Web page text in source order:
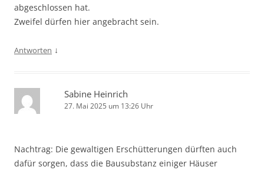
abgeschlossen hat.
Zweifel dürfen hier angebracht sein.
Antworten ↓
Sabine Heinrich
27. Mai 2025 um 13:26 Uhr
Nachtrag: Die gewaltigen Erschütterungen dürften auch
dafür sorgen, dass die Bausubstanz einiger Häuser